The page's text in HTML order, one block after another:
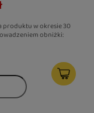
pamięć i
produktu w okresie 30
obniżki: